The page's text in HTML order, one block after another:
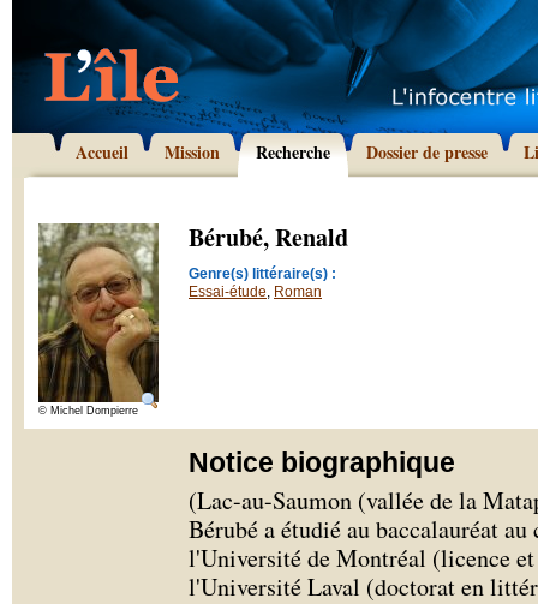
Accueil Mission Recherche Dossier de presse
© Michel Dompierre
Bérubé, Renald
Genre(s) littéraire(s) :
Essai-étude, Roman
Notice biographique
(Lac-au-Saumon (vallée de la
Bérubé a étudié au baccalauréat
l'Université de Montréal (licence
l'Université Laval (doctorat en